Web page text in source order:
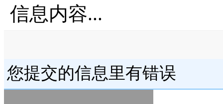
信息内容...
您提交的信息里有错误